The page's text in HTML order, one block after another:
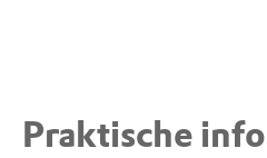
Praktische